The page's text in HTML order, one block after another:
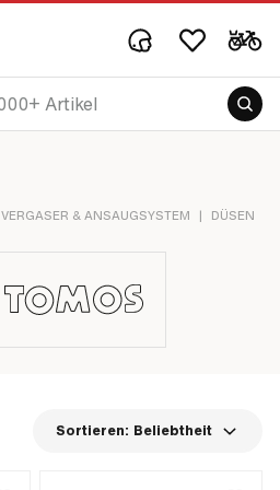
VERGASER & ANSAUGSYSTEM | DÜSEN
Sortieren: Beliebtheit